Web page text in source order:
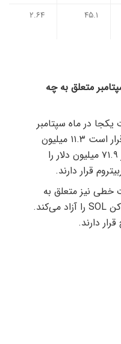
۴۵.۱ ۲.۶۴
متعلق به چه
یکجا در ماه سپتامبر
متعلق به پروژه آپتوس است که قرار است ۱۱.۳ میلیون
واحد توکن APT با ارزشی بالغ بر ۷۱.۹ میلیون دلار را
قرار دارند.
خطی نیز متعلق به
سولاناست که ۳۲۰ میلیون دلار توکن SOL را آزاد می‌کند.
دارند.